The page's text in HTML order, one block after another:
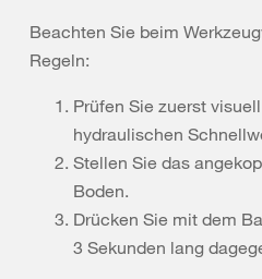
Beachten Sie beim
Regeln:
Prüfen Sie zuerst
hydraulischen
Stellen Sie das
Boden.
Drücken Sie mit dem
3 Sekunden lang